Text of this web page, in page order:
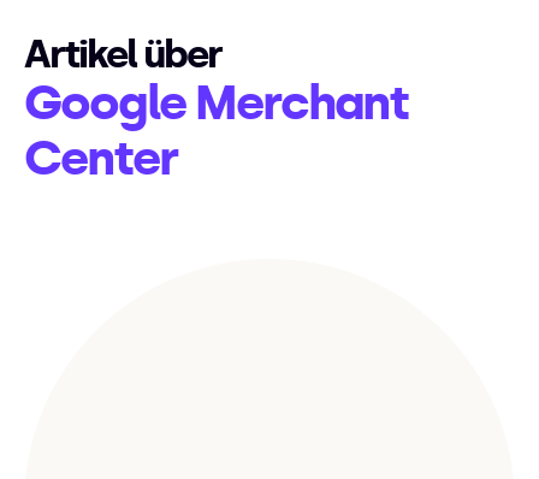
Artikel über
Google Merchant
Center